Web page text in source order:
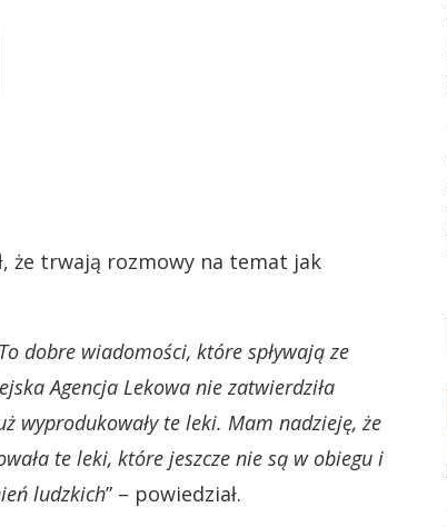
że trwają rozmowy na temat jak
dobre wiadomości, które spływają ze
Agencja Lekowa nie zatwierdziła
wyprodukowały te leki. Mam nadzieję, że
te leki, które jeszcze nie są w obiegu i
ludzkich” – powiedział.